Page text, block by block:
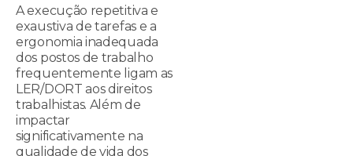
A execução repetitiva e
exaustiva de tarefas e a
ergonomia inadequada
dos postos de trabalho
frequentemente ligam as
LER/DORT aos direitos
trabalhistas. Além de
impactar
significativamente na
qualidade de vida dos